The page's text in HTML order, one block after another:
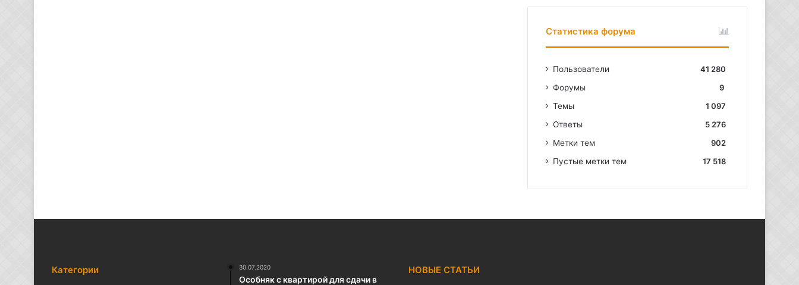
Статистика форума
Пользователи
41 280
Форумы
9
Темы
1 097
Ответы
5 276
Метки тем
902
Пустые метки тем
17 518
Категории 30.07.2020
Особняк с квартирой для сдачи в
НОВЫЕ СТАТЬИ